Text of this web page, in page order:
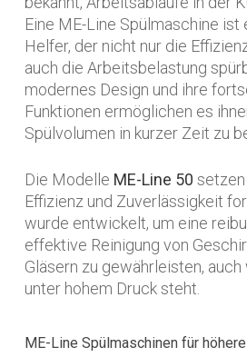
Eine ME-Line Spülmaschine
Helfer, der nicht nur die
auch die Arbeitsbelastung
modernes Design und ihre
Funktionen ermöglichen es
Spülvolumen in kurzer Zeit zu
Die Modelle ME-Line 50
Effizienz und Zuverlässigkeit
wurde entwickelt, um eine
effektive Reinigung von
Gläsern zu gewährleisten,
unter hohem Druck steht.
ME-Line Spülmaschinen für